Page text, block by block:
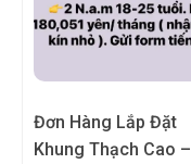
Đơn Hàng Lắp Đặt
Khung Thạch Cao –